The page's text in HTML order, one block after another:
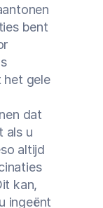
bent
het gele
dat
als u
altijd
kan,
ingeënt